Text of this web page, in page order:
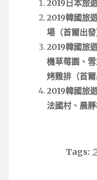
2019日本旅
2019韓國旅
場（首爾出
2019韓國旅
機草莓園、
烤雞排（首
2019韓國旅
法國村、晨
Tags: